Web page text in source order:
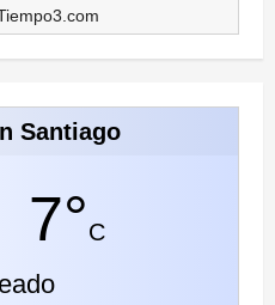
Santiago
7°C